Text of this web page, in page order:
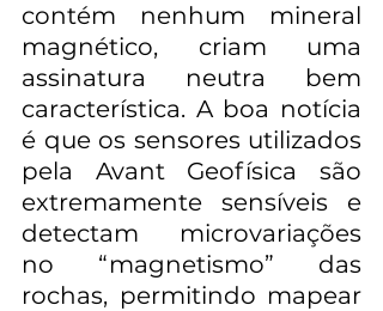
contém nenhum mineral
magnético, criam uma
assinatura neutra bem
característica. A boa notícia
é que os sensores utilizados
pela Avant Geofísica são
extremamente sensíveis e
detectam microvariações
no “magnetismo” das
rochas, permitindo mapear